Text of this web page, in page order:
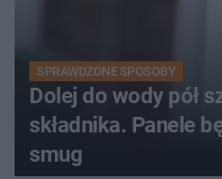
SPRAWDZONE SPOSOBY
Dolej do wody pół
składnika. Panele
smug